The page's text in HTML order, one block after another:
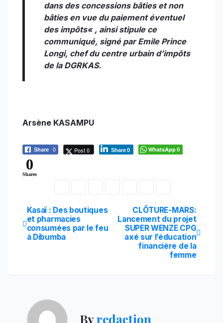
dans des concessions bâties et non
bâties en vue du paiement éventuel
des impôts« , ainsi stipule ce
communiqué, signé par Emile Prince
Longi, chef du centre urbain d’impôts
de la DGRKAS.
Arsène KASAMPU
Share 0 Post 0 Share0 WhatsApp0
0
Shares
Navigation
de
CLÔTURE-MARS:
Lancement du projet
SUPER WENZE CPG
axé sur l’éducation
financière de la
femme
Kasaï : Des boutiques
et pharmacies
consumées par le feu
à Dibumba
Byredaction